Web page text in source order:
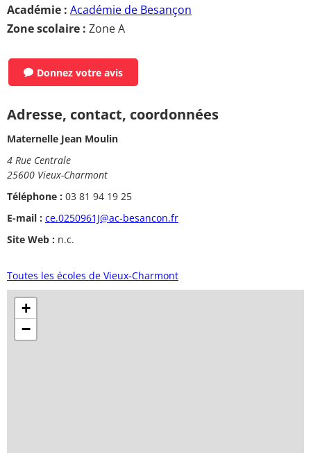
Académie : Académie de Besançon
Zone scolaire : Zone A
Donnez votre avis
Adresse, contact, coordonnées
Maternelle Jean Moulin
4 Rue Centrale
25600 Vieux-Charmont
Téléphone : 03 81 94 19 25
E-mail : ce.0250961J@ac-besancon.fr
Site Web : n.c.
Toutes les écoles de Vieux-Charmont
+
−